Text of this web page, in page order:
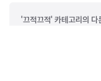
'끄적끄적' 카테고리의 다